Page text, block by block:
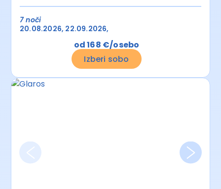
7 noči
20.08.2026 22.09.2026
od 168 €/osebo
Izberi sobo